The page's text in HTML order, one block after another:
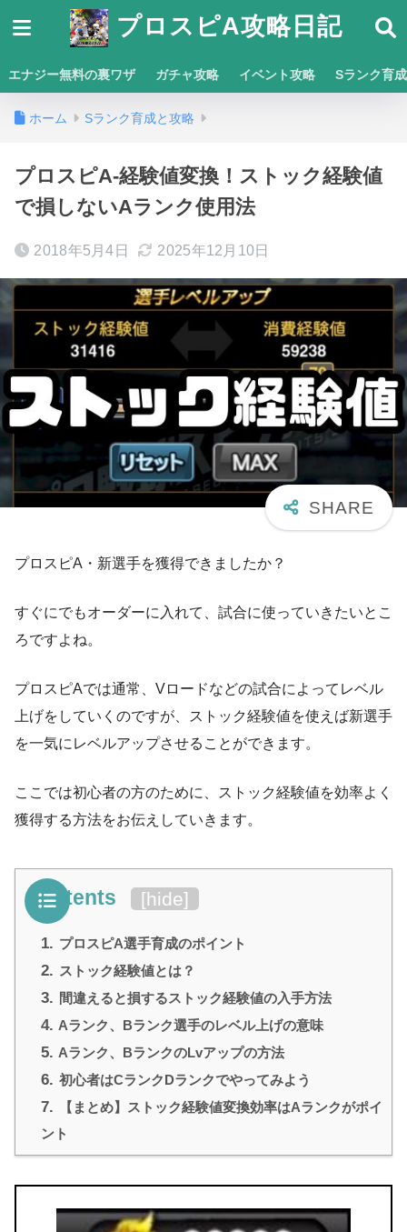
プロスピA攻略日記
エナジー無料の裏ワザ ガチャ攻略 イベント攻略 Sランク育
ホーム Sランク育成と攻略
プロスピA-経験値変換！ストック経験値
で損しないAランク使用法
2018年5月4日 2025年12月10日
プロスピA・新選手を獲得できましたか？
すぐにでもオーダーに入れて、試合に使っていきたいとこ
ろですよね。
プロスピAでは通常、Vロードなどの試合によってレベル
上げをしていくのですが、ストック経験値を使えば新選手
を一気にレベルアップさせることができます。
ここでは初心者の方のために、ストック経験値を効率よく
獲得する方法をお伝えしていきます。
Contents [hide]
1. プロスピA選手育成のポイント
2. ストック経験値とは？
3. 間違えると損するストック経験値の入手方法
4. Aランク、Bランク選手のレベル上げの意味
5. Aランク、BランクのLvアップの方法
6. 初心者はCランクDランクでやってみよう
7.
【まとめ】ストック経験値変換効率はAランクがポイ
ント